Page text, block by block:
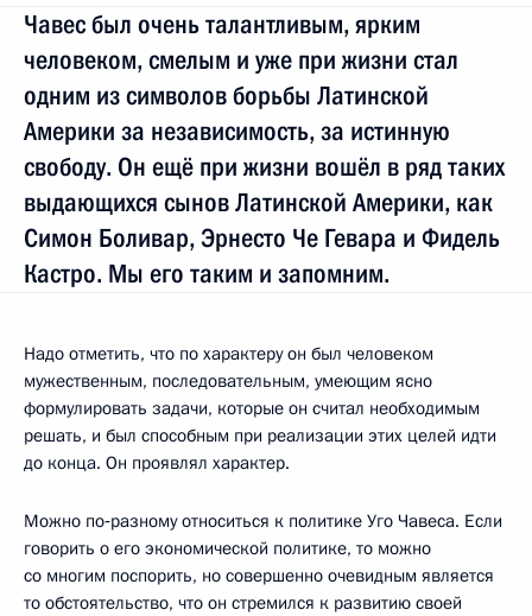
Чавес был очень талантливым, ярким
человеком, смелым и уже при жизни стал
одним из символов борьбы Латинской
Америки за независимость, за истинную
свободу. Он ещё при жизни вошёл в ряд таких
выдающихся сынов Латинской Америки, как
Симон Боливар, Эрнесто Че Гевара и Фидель
Кастро. Мы его таким и запомним.
Надо отметить, что по характеру он был человеком
мужественным, последовательным, умеющим ясно
формулировать задачи, которые он считал необходимым
решать, и был способным при реализации этих целей идти
до конца. Он проявлял характер.
Можно по‑разному относиться к политике Уго Чавеса. Если
говорить о его экономической политике, то можно
со многим поспорить, но совершенно очевидным является
то обстоятельство, что он стремился к развитию своей